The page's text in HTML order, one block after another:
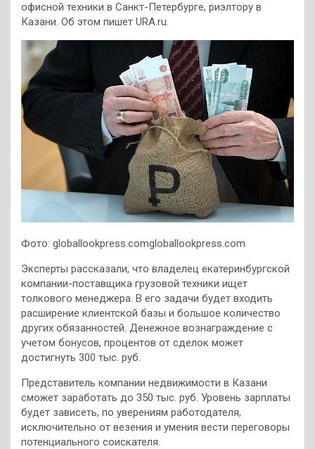
офисной техники в Санкт-Петербурге, риэлтору в
Казани. Об этом пишет URA.ru.
Фото: globallookpress.comgloballookpress.com
Эксперты рассказали, что владелец екатеринбургской
компании-поставщика грузовой техники ищет
толкового менеджера. В его задачи будет входить
расширение клиентской базы и большое количество
других обязанностей. Денежное вознаграждение с
учетом бонусов, процентов от сделок может
достигнуть 300 тыс. руб.
Представитель компании недвижимости в Казани
сможет заработать до 350 тыс. руб. Уровень зарплаты
будет зависеть, по уверениям работодателя,
исключительно от везения и умения вести переговоры
потенциального соискателя.